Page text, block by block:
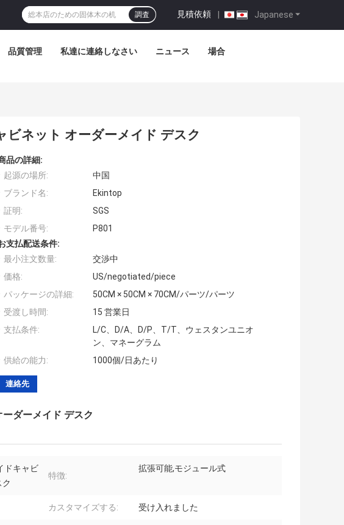
Japanese
見積依頼 |
調査
品質管理 私達に連絡しなさい ニュース 場合
ビネット オーダーメイド デスク
品の詳細:
起源の場所:
中国
ブランド名:
Ekintop
証明:
SGS
モデル番号:
P801
支払配送条件:
最小注文数量:
交渉中
価格:
US/negotiated/piece
パッケージの詳細:
50CM × 50CM × 70CM/パーツ/パーツ
受渡し時間:
15 営業日
支払条件:
L/C、D/A、D/P、T/T、ウェスタンユニオ
ン、マネーグラム
供給の能力:
1000個/日あたり
連絡先
ダーメイド デスク
ドキャビ
特徴:
拡張可能,モジュール式
カスタマイズする: 受け入れました